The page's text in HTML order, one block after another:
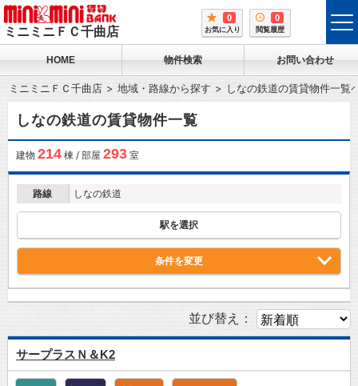
ミニミニＦＣ千曲店
0
お気に入り
0
閲覧履歴
HOME 物件検索 お問い合わせ
ミニミニＦＣ千曲店 地域・路線から探す しなの鉄道の賃貸物件一覧
しなの鉄道の賃貸物件一覧
建物 214棟 / 部屋 293室
路線 しなの鉄道
駅を選択
条件を変更
並び替え：
サープラスＮ＆K2